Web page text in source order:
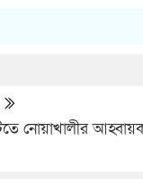
নোয়াখালীর